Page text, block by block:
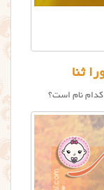
ثنا
کدام نام است؟